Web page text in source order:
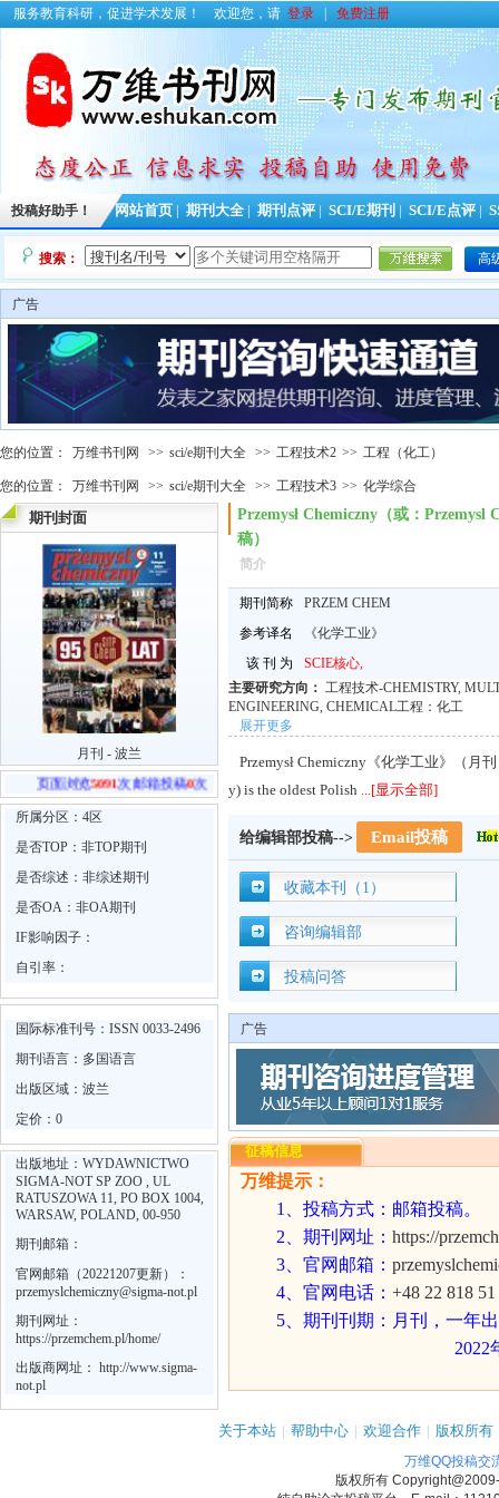
服务教育科研，促进学术发展！ 欢迎您，请 登录 免费注册
投稿好助手！ 网站首页 期刊大全 期刊点评 SCI/E期刊 SCI/E点评
搜索： 高
广告
您的位置： 万维书刊网 >> sci/e期刊大全 >> 工程技术2 >> 工程（化工）
您的位置： 万维书刊网 >> sci/e期刊大全 >> 工程技术3 >> 化学综合
期刊封面
月刊 - 波兰
页面浏览5091次 邮箱投稿0 次
所属分区：4区
是否TOP：非TOP期刊
是否综述：非综述期刊
是否OA：非OA期刊
IF影响因子：
自引率：
国际标准刊号：ISSN 0033-2496
期刊语言：多国语言
出版区域：波兰
定价：0
出版地址：WYDAWNICTWO
SIGMA-NOT SP ZOO , UL
RATUSZOWA 11, PO BOX 1004,
WARSAW, POLAND, 00-950
期刊邮箱：
官网邮箱（20221207更新）：
przemyslchemiczny@sigma-not.pl
期刊网址：
https://przemchem.pl/home/
出版商网址： http://www.sigma-
not.pl
Przemysł Chemiczny（或：
稿）
简介
期刊简称
PRZEM CHEM
参考译名
《化学工业》
该 刊 为
SCIE核心,
主要研究方向： 工程技术-CHEMISTRY,
ENGINEERING, CHEMICAL工程：化工
展开更多
Przemysł Chemiczny《化学工业》（月
y) is the oldest Polish ...[显示全部]
给编辑部投稿--> Email投稿
收藏本刊（1）
咨询编辑部
投稿问答
广告
征稿信息
万维提示：
1
投稿方式：邮箱投稿。
2 、期刊网址： https://
3 、官网邮箱：
4 、官网电话： +48 22 818
5 、期刊刊期：月刊，一年
2022
关于本站 | 帮助中心 | 欢迎合作 | 版权所有
万维QQ投稿交
版权所有